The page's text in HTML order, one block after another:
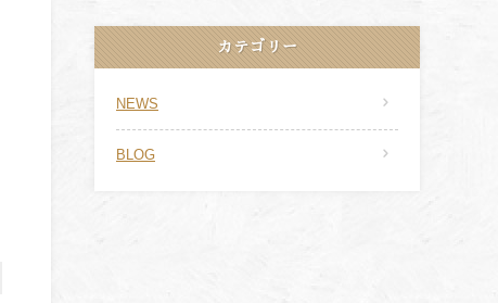
カテゴリー
NEWS
BLOG